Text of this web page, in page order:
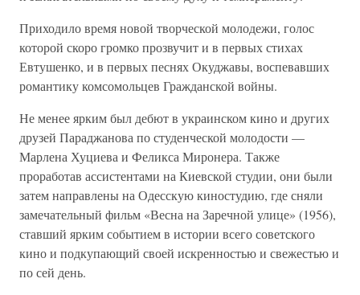
Приходило время новой творческой молодежи, голос
которой скоро громко прозвучит и в первых стихах
Евтушенко, и в первых песнях Окуджавы, воспевавших
романтику комсомольцев Гражданской войны.
Не менее ярким был дебют в украинском кино и других
друзей Параджанова по студенческой молодости —
Марлена Хуциева и Феликса Миронера. Также
проработав ассистентами на Киевской студии, они были
затем направлены на Одесскую киностудию, где сняли
замечательный фильм «Весна на Заречной улице» (1956),
ставший ярким событием в истории всего советского
кино и подкупающий своей искренностью и свежестью и
по сей день.